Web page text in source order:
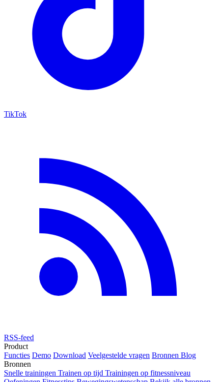
TikTok
RSS-feed
Product
Functies Demo Download Veelgestelde vragen Bronnen Blog
Bronnen
Snelle trainingen Trainen op tijd Trainingen op fitnessniveau